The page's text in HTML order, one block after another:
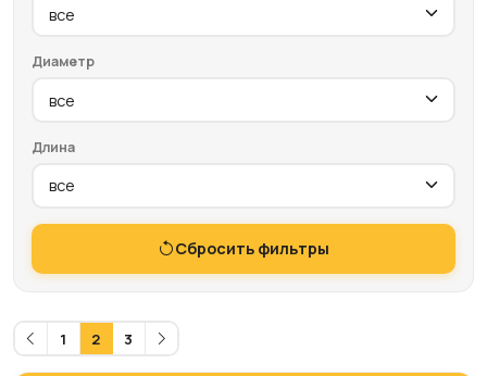
Диаметр
Длина
Сбросить фильтры
1 2 3